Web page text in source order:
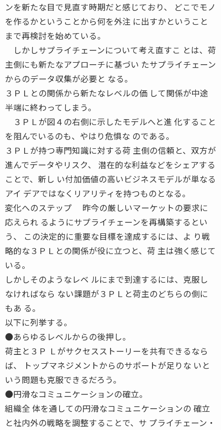
ンを新たな目で見直す時期だと感じており、 どこでモノ
を作るかということから何を外注 に出すかということ
まで再検討を始めている。
しかしサプライチェーンについて考え直すこ とは、荷
主側にも新たなアプローチに基づい たサプライチェーン
からのデータ収集が必要と なる。
３ＰＬとの関係から新たなレベルの価 して関係が中途
半端に終わってしまう。
３ＰＬが図４の右側に示したモデルへと進 化すること
を阻んでいるのも、やはり危惧な のである。
３ＰＬが持つ専門知識に対する荷 主側の信頼と、双方が
進んでデータやリスク、 潜在的な利益などをシェアする
ことで、新し い付加価値の高いビジネスモデルが単なる
アイ デアではなくリアリティを持つものとなる。
変化へのステップ 昨今の厳しいマーケットの要求に
応えられ るようにサプライチェーンを再構築するとい
う、 この決定的に重要な目標を達成するには、よ り戦
略的な３ＰＬとの関係が役に立つと、荷 主は強く感じて
いる。
しかしそのようなレベ ルにまで到達するには、克服し
なければなら ない課題が３ＰＬと荷主のどちらの側に
もあ る。
以下に列挙する。
●あらゆるレベルからの後押し。
荷主と３Ｐ Ｌがサクセスストーリーを共有できるなら
ば、 トップマネジメントからのサポートが足りな いと
いう問題も克服できるだろう。
●円滑なコミュニケーションの確立。
組織全 体を通しての円滑なコミュニケーションの 確立
と社内外の戦略を調整することで、サ プライチェーン・